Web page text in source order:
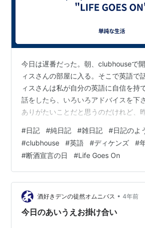
今日は遅番だった。朝、clubhouseで
ィスさんの部屋に入る。そこで英語で
ィスさんは私が自分の英語に自信を持
話をしたら、いろいろアドバイスを下
ありがたいことだと思うのだけれど、
も思っている。破れかぶれで話すとい
なくとも気の利いたことを言えなくと
英語なのだからしょうがないと居直っ
ているのだった。そうすればきっと悪
い、と。その後イオンに行き、ジョン
『未亡人の一年』の続きを読む。ああ
#日記 #純日記 #雑日記 #日記のよ
#clubhouse #英語 #ディケンズ #
#断酒宣言の日 #Life Goes On
酒好きデンの徒然オムニバス • 4年前
今日のあいうえお掛け合い